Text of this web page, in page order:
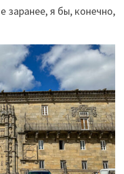
заранее, я бы, конечно,